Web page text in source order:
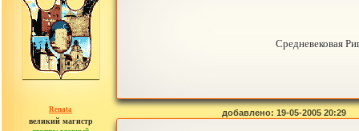
Средневековая
Renata
великий магистр
добавлено: 19-05-2005 20:29